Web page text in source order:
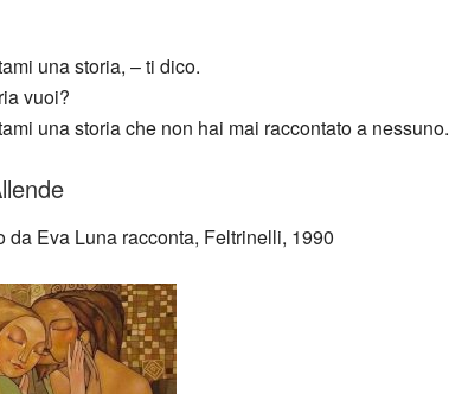
una storia, – ti dico.
vuoi?
una storia che non hai mai raccontato a nessuno.
da Eva Luna racconta, Feltrinelli, 1990